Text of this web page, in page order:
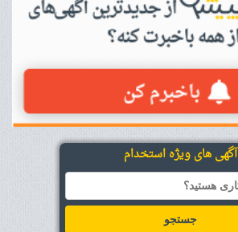
آگهی های ویژه استخدام
جستجو